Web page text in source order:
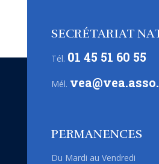
SECRÉTARIAT
Tél. 01 45 51 60 55
Mél.
PERMANENCES
Du Mardi au Vendredi